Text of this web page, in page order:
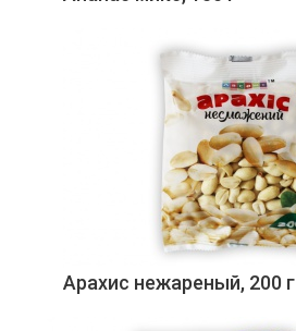
Арахис нежареный, 200 г